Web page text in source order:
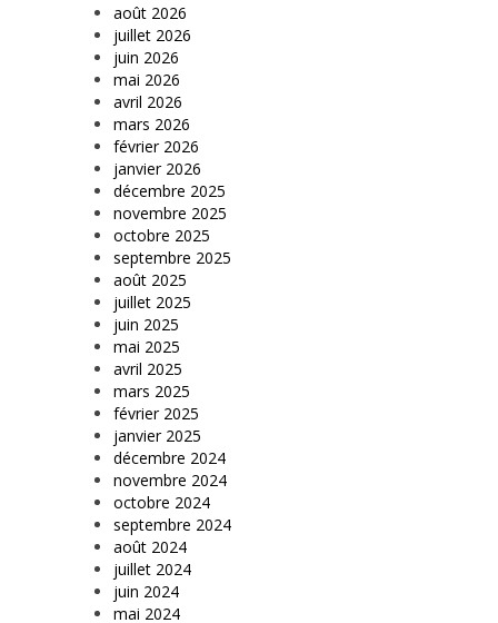
août 2026
juillet 2026
juin 2026
mai 2026
avril 2026
mars 2026
février 2026
janvier 2026
décembre 2025
novembre 2025
octobre 2025
septembre 2025
août 2025
juillet 2025
juin 2025
mai 2025
avril 2025
mars 2025
février 2025
janvier 2025
décembre 2024
novembre 2024
octobre 2024
septembre 2024
août 2024
juillet 2024
juin 2024
mai 2024